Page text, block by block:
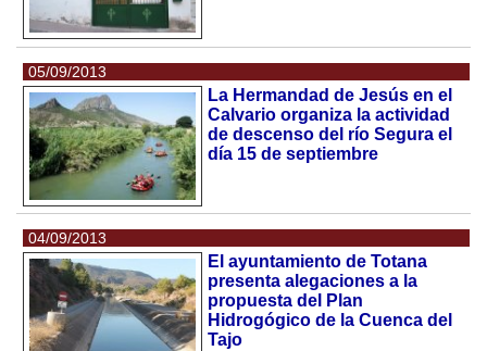
05/09/2013
La Hermandad de Jesús en el
Calvario organiza la actividad
de descenso del río Segura el
día 15 de septiembre
04/09/2013
El ayuntamiento de Totana
presenta alegaciones a la
propuesta del Plan
Hidrogógico de la Cuenca del
Tajo